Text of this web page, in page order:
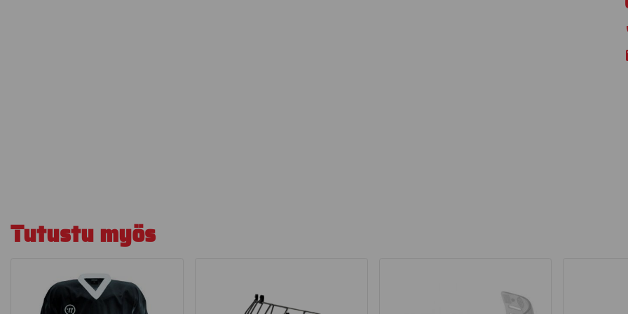
Tutustu myös